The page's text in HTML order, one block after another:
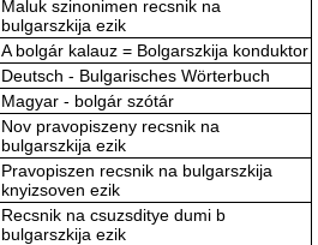
Maluk szinonimen recsnik na
bulgarszkija ezik
A bolgár kalauz = Bolgarszkija konduktor
Deutsch - Bulgarisches Wörterbuch
Magyar - bolgár szótár
Nov pravopiszeny recsnik na
bulgarszkija ezik
Pravopiszen recsnik na bulgarszkija
knyizsoven ezik
Recsnik na csuzsditye dumi b
bulgarszkija ezik